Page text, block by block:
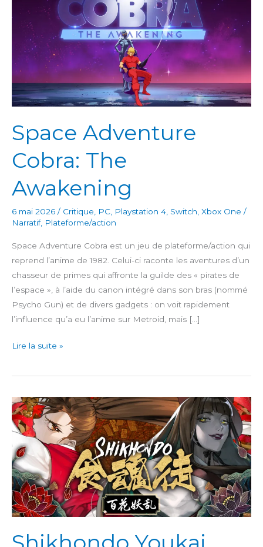
Space Adventure
Cobra: The
Awakening
6 mai 2026 / Critique, PC, Playstation 4, Switch, Xbox One /
Narratif, Plateforme/action
Space Adventure Cobra est un jeu de plateforme/action qui
reprend l’anime de 1982. Celui-ci raconte les aventures d’un
chasseur de primes qui affronte la guilde des « pirates de
l’espace », à l’aide du canon intégré dans son bras (nommé
Psycho Gun) et de divers gadgets : on voit rapidement
l’influence qu’a eu l’anime sur Metroid, mais […]
Space
Cobra:
Awakening
Lire la suite »